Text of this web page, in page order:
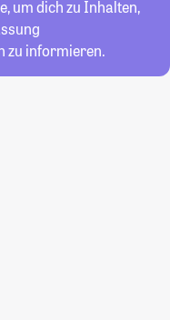
um dich zu Inhalten,
zu informieren.